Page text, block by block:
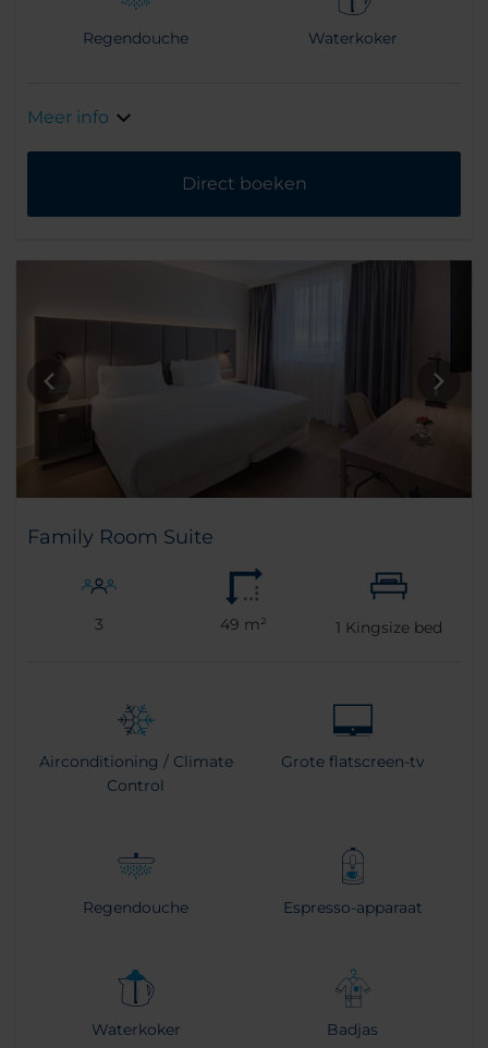
Regendouche Waterkoker
Meer info
Direct boeken
Family Room Suite
3 49 m² 1 Kingsize bed
Airconditioning / Climate
Control
Grote flatscreen-tv
Regendouche Espresso-apparaat
Waterkoker Badjas